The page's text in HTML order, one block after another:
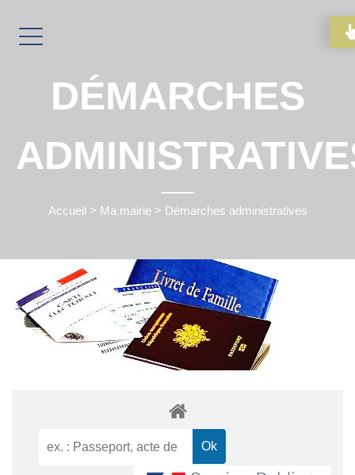
DÉMARCHES
Accueil > Ma mairie> Démarches administratives